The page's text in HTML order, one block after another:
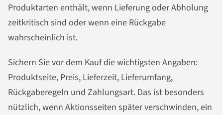
Produktarten enthält, wenn Lieferung oder Abholung
zeitkritisch sind oder wenn eine Rückgabe
wahrscheinlich ist.
Sichern Sie vor dem Kauf die wichtigsten Angaben:
Produktseite, Preis, Lieferzeit, Lieferumfang,
Rückgaberegeln und Zahlungsart. Das ist besonders
nützlich, wenn Aktionsseiten später verschwinden, ein